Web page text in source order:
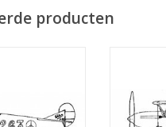
1 : 25
0
producten